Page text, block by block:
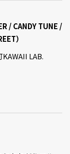
/ CANDY TUNE /
）
LAB.